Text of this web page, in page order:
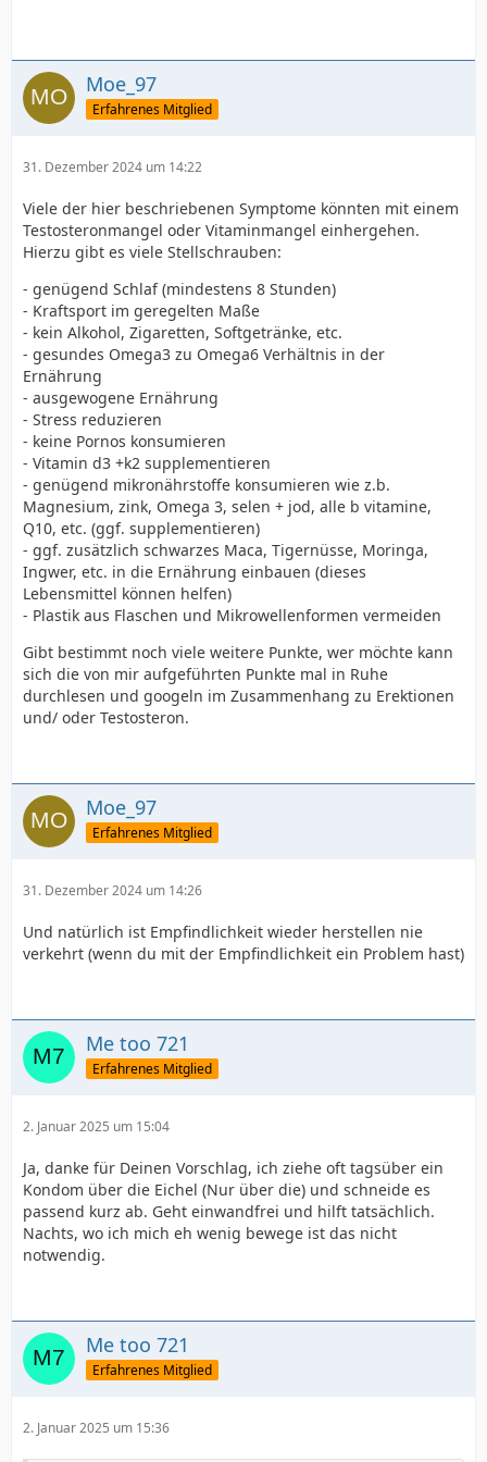
Moe_97
Erfahrenes Mitglied
31. Dezember 2024 um 14:22
Viele der hier beschriebenen Symptome könnten mit einem
Testosteronmangel oder Vitaminmangel einhergehen.
Hierzu gibt es viele Stellschrauben:
- genügend Schlaf (mindestens 8 Stunden)
- Kraftsport im geregelten Maße
- kein Alkohol, Zigaretten, Softgetränke, etc.
- gesundes Omega3 zu Omega6 Verhältnis in der
Ernährung
- ausgewogene Ernährung
- Stress reduzieren
- keine Pornos konsumieren
- Vitamin d3 +k2 supplementieren
- genügend mikronährstoffe konsumieren wie z.b.
Magnesium, zink, Omega 3, selen + jod, alle b vitamine,
Q10, etc. (ggf. supplementieren)
- ggf. zusätzlich schwarzes Maca, Tigernüsse, Moringa,
Ingwer, etc. in die Ernährung einbauen (dieses
Lebensmittel können helfen)
- Plastik aus Flaschen und Mikrowellenformen vermeiden
Gibt bestimmt noch viele weitere Punkte, wer möchte kann
sich die von mir aufgeführten Punkte mal in Ruhe
durchlesen und googeln im Zusammenhang zu Erektionen
und/ oder Testosteron.
Moe_97
Erfahrenes Mitglied
31. Dezember 2024 um 14:26
Und natürlich ist Empfindlichkeit wieder herstellen nie
verkehrt (wenn du mit der Empfindlichkeit ein Problem hast)
Me too 721
Erfahrenes Mitglied
2. Januar 2025 um 15:04
Ja, danke für Deinen Vorschlag, ich ziehe oft tagsüber ein
Kondom über die Eichel (Nur über die) und schneide es
passend kurz ab. Geht einwandfrei und hilft tatsächlich.
Nachts, wo ich mich eh wenig bewege ist das nicht
notwendig.
Me too 721
Erfahrenes Mitglied
2. Januar 2025 um 15:36